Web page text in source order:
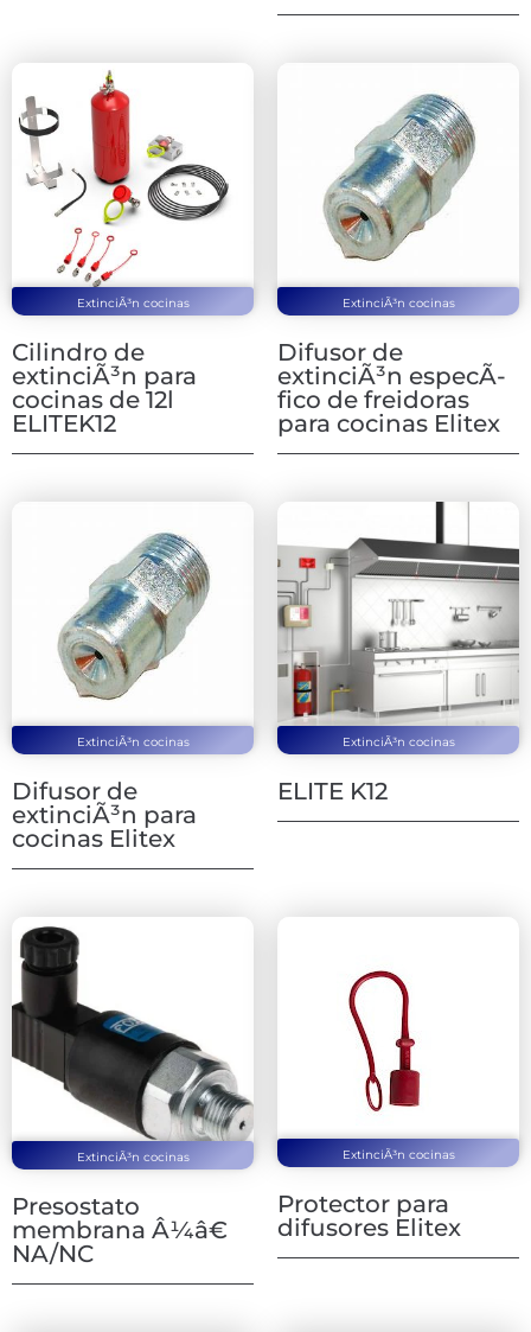
ExtinciÃ³n cocinas
Cilindro de
extinciÃ³n para
cocinas de 12l
ELITEK12
ExtinciÃ³n cocinas
Difusor de
extinciÃ³n especÃ­
fico de freidoras
para cocinas Elitex
ExtinciÃ³n cocinas
Difusor de
extinciÃ³n para
cocinas Elitex
ExtinciÃ³n cocinas
ELITE K12
ExtinciÃ³n cocinas
Presostato
membrana Â¼â€
NA/NC
ExtinciÃ³n cocinas
Protector para
difusores Elitex